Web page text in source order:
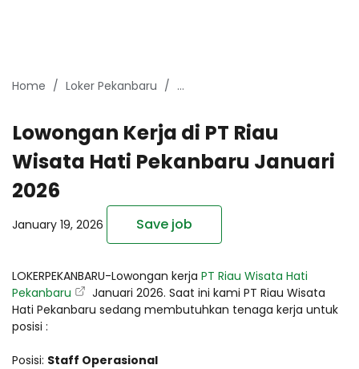
Home Loker Pekanbaru Lowongan Kerja Pekanbaru
Lowongan Kerja di PT Riau
Wisata Hati Pekanbaru Januari
2026
January 19, 2026 Save job
LOKERPEKANBARU-Lowongan kerja PT Riau Wisata Hati
Pekanbaru
Januari 2026. Saat ini kami PT Riau Wisata
Hati Pekanbaru sedang membutuhkan tenaga kerja untuk
posisi :
Posisi: Staff Operasional